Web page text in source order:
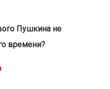
Пушкина не
времени?